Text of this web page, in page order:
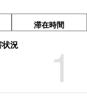
滞在時間
1
況